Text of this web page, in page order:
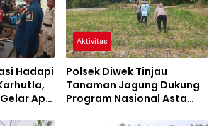
Hadapi
Apel
Aktivitas
Polsek Diwek Tinjau
Tanaman Jagung Dukung
Program Nasional Asta